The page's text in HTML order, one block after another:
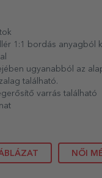
1:1 bordás anyagból
ugyanabból az
található.
varrás található
NŐI